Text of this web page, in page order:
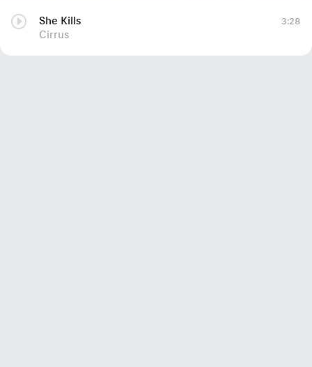
She Kills
Cirrus
3:28